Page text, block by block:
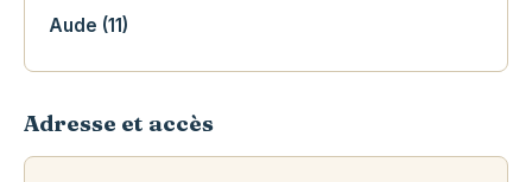
Aude (11)
Adresse et accès